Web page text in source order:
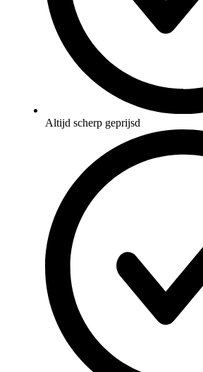
Altijd scherp geprijsd